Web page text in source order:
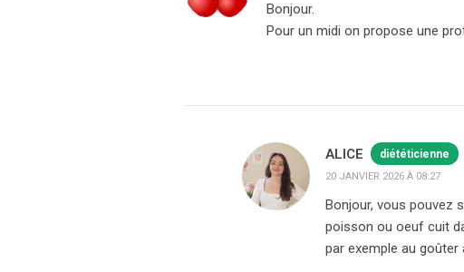
Bonjour.
Pour un midi on propose une
ALICE diététicienne
20 JANVIER 2026 À 08:27
Bonjour, vous pouvez
poisson ou oeuf cuit
par exemple au goûter